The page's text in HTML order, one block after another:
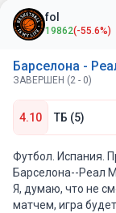
fol
19862(-55.6%)
Барселона -
ЗАВЕРШЕН (2 - 0)
4.10 ТБ (5)
Футбол. Испания.
Барселона--Реал
Я, думаю, что не
матчем, игра будет взаимо острой. Команды де факто